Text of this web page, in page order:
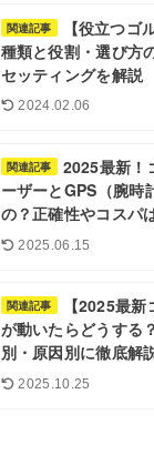
関連記事
【役立つゴ
種類と役割・選び方
セッティングを解説
2024.02.06
関連記事
2025最新！
ーザーとGPS（腕時
の？正確性やコスパ
2025.06.15
関連記事
【2025最
が動いたらどうする
別・原因別に徹底解
2025.10.25